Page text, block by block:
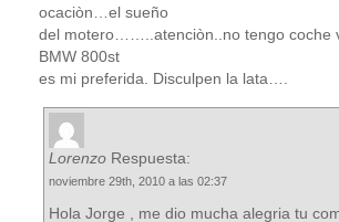
ocaciòn…el sueño
del motero……..atenciòn..no tengo coche
BMW 800st
es mi preferida. Disculpen la lata….
Lorenzo Respuesta:
noviembre 29th, 2010 a las 02:37
Hola Jorge , me dio mucha alegria tu